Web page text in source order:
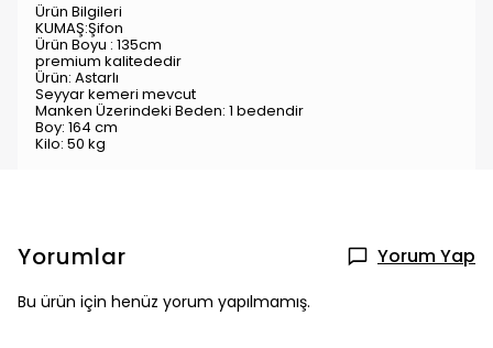
Ürün Bilgileri
KUMAŞ:Şifon
Ürün Boyu : 135cm
premium kalitededir
Ürün: Astarlı
Seyyar kemeri mevcut
Manken Üzerindeki Beden: 1 bedendir
Boy: 164 cm
Kilo: 50 kg
Yorumlar Yorum Yap
Bu ürün için henüz yorum yapılmamış.